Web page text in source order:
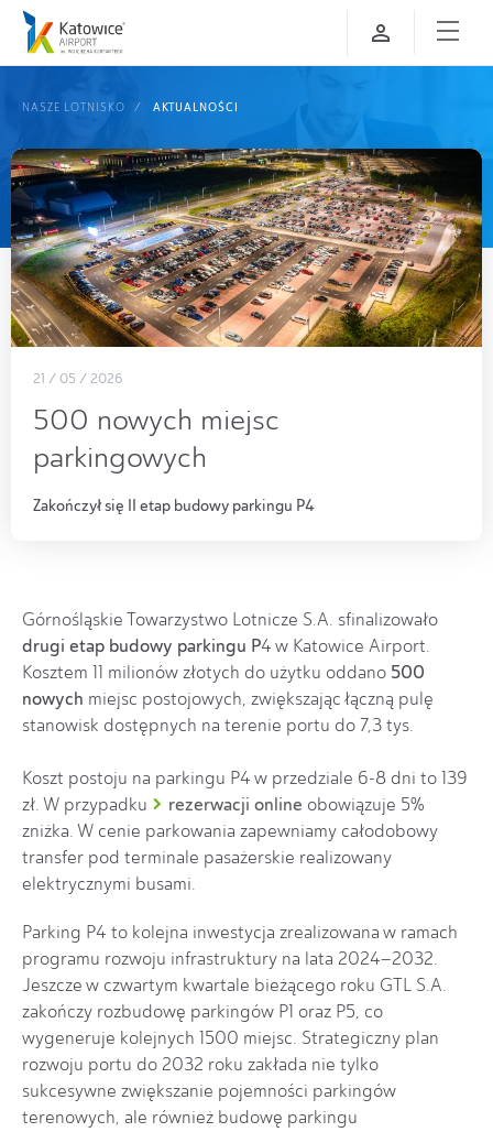
NASZE LOTNISKO AKTUALNOŚCI
21 / 05 / 2026
500 nowych miejsc
parkingowych
Zakończył się II etap budowy parkingu P4
Górnośląskie Towarzystwo Lotnicze S.A. sfinalizowało
drugi etap budowy parkingu P4 w Katowice Airport.
Kosztem 11 milionów złotych do użytku oddano 500
nowych miejsc postojowych, zwiększając łączną pulę
stanowisk dostępnych na terenie portu do 7,3 tys.
Koszt postoju na parkingu P4 w przedziale 6-8 dni to 139
zł. W przypadku
rezerwacji online obowiązuje 5%
zniżka. W cenie parkowania zapewniamy całodobowy
transfer pod terminale pasażerskie realizowany
elektrycznymi busami.
Parking P4 to kolejna inwestycja zrealizowana w ramach
programu rozwoju infrastruktury na lata 2024–2032.
Jeszcze w czwartym kwartale bieżącego roku GTL S.A.
zakończy rozbudowę parkingów P1 oraz P5, co
wygeneruje kolejnych 1500 miejsc. Strategiczny plan
rozwoju portu do 2032 roku zakłada nie tylko
sukcesywne zwiększanie pojemności parkingów
terenowych, ale również budowę parkingu